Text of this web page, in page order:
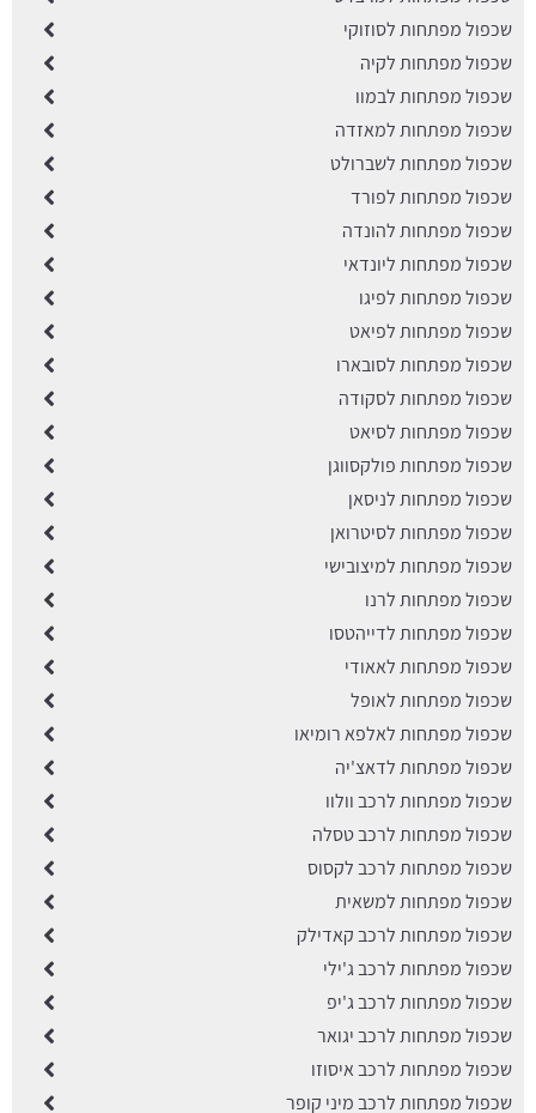
שכפול מפתחות לסוזוקי
שכפול מפתחות לקיה
שכפול מפתחות לבמוו
שכפול מפתחות למאזדה
שכפול מפתחות לשברולט
שכפול מפתחות לפורד
שכפול מפתחות להונדה
שכפול מפתחות ליונדאי
שכפול מפתחות לפיגו
שכפול מפתחות לפיאט
שכפול מפתחות לסובארו
שכפול מפתחות לסקודה
שכפול מפתחות לסיאט
שכפול מפתחות פולקסווגן
שכפול מפתחות לניסאן
שכפול מפתחות לסיטרואן
שכפול מפתחות למיצובישי
שכפול מפתחות לרנו
שכפול מפתחות לדייהטסו
שכפול מפתחות לאאודי
שכפול מפתחות לאופל
שכפול מפתחות לאלפא רומיאו
שכפול מפתחות לדאצ'יה
שכפול מפתחות לרכב וולוו
שכפול מפתחות לרכב טסלה
שכפול מפתחות לרכב לקסוס
שכפול מפתחות למשאית
שכפול מפתחות לרכב קאדילק
שכפול מפתחות לרכב ג'ילי
שכפול מפתחות לרכב ג'יפ
שכפול מפתחות לרכב יגואר
שכפול מפתחות לרכב איסוזו
שכפול מפתחות לרכב מיני קופר